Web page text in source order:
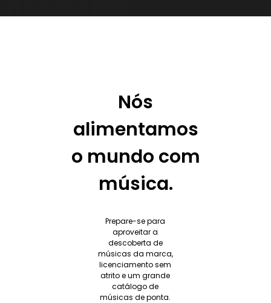
Nós
alimentamos
o mundo com
música.
Prepare-se para
aproveitar a
descoberta de
músicas da marca,
licenciamento sem
atrito e um grande
catálogo de
músicas de ponta.